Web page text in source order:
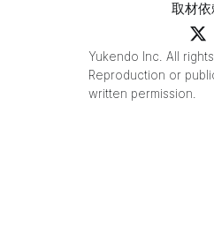
取材
Yukendo Inc. All
Reproduction or
written permission.